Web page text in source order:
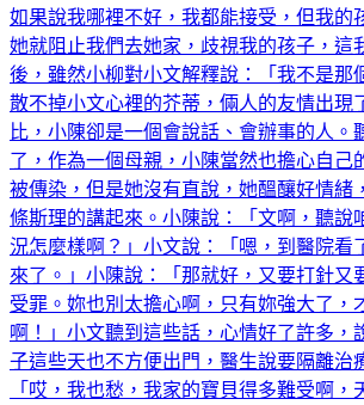
如果說我哪裡不好，我都能接受，但我的
她就阻止我們去她家，歧視我的孩子，這
後，雖然小柳對小文解釋說：「我不是那
散不掉小文心裡的芥蒂，倆人的友情出現
比，小陳卻是一個會說話、會辦事的人。
了，作為一個母親，小陳當然也擔心自己
被傳染，但是她沒有直說，她醞釀好情緒
條斯理的講起來。小陳說：「文啊，聽說
況怎麼樣啊？」小文說：「嗯，到醫院看
來了。」小陳說：「那就好，又要打針又
受罪。妳也別太擔心啊，只有妳強大了，
啊！」小文聽到這些話，心情好了許多，
子這些天也不方便出門，醫生說要隔離治
「哎，我也愁，我家的寶貝得多難受啊，